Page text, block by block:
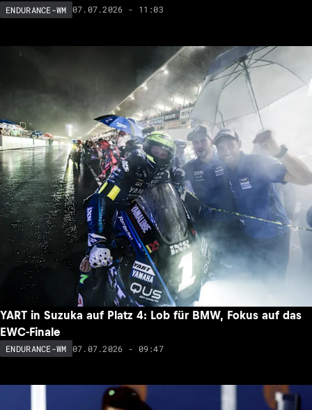
ENDURANCE-WM 07.07.2026 - 11:03
YART in Suzuka auf Platz 4: Lob für BMW, Fokus auf das
EWC-Finale
ENDURANCE-WM 07.07.2026 - 09:47